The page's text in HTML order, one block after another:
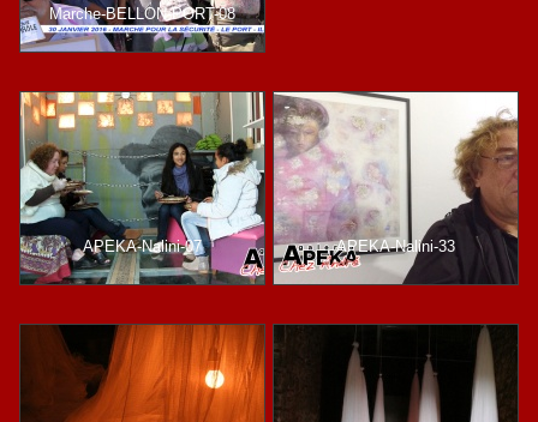
Marche-BELLON-PORT-08
APEKA-Nalini-07 APEKA-Nalini-33